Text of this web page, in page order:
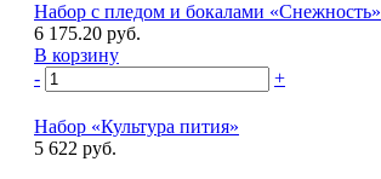
Набор с пледом и бокалами «Снежность»
6 175.20 руб.
В корзину
-
+
Набор «Культура пития»
5 622 руб.